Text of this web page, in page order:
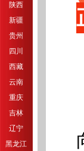
陕西
新疆
贵州
四川
西藏
云南
重庆
吉林
辽宁
黑龙江